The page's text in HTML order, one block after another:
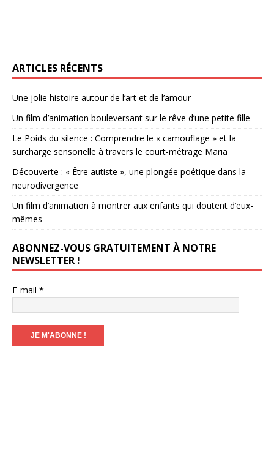
ARTICLES RÉCENTS
Une jolie histoire autour de l’art et de l’amour
Un film d’animation bouleversant sur le rêve d’une petite fille
Le Poids du silence : Comprendre le « camouflage » et la
surcharge sensorielle à travers le court-métrage Maria
Découverte : « Être autiste », une plongée poétique dans la
neurodivergence
Un film d’animation à montrer aux enfants qui doutent d’eux-
mêmes
ABONNEZ-VOUS GRATUITEMENT À NOTRE
NEWSLETTER !
E-mail *